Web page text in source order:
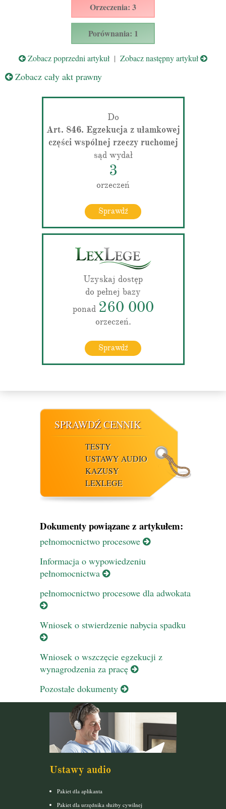
Orzeczenia: 3
Porównania: 1
Zobacz poprzedni artykuł | Zobacz następny artykuł
Zobacz cały akt prawny
Do
Art. 846. Egzekucja z ułamkowej
części wspólnej rzeczy ruchomej
sąd wydał
3
orzeczeń
Sprawdź
Uzyskaj dostęp
do pełnej bazy
ponad 260 000
orzeczeń.
Sprawdź
SPRAWDŹ CENNIK
TESTY
USTAWY AUDIO
KAZUSY
LEXLEGE
Dokumenty powiązane z artykułem:
pełnomocnictwo procesowe
Informacja o wypowiedzeniu
pełnomocnictwa
pełnomocnictwo procesowe dla adwokata
Wniosek o stwierdzenie nabycia spadku
Wniosek o wszczęcie egzekucji z
wynagrodzenia za pracę
Pozostałe dokumenty
Ustawy audio
Pakiet dla aplikanta
Pakiet dla urzędnika służby cywilnej